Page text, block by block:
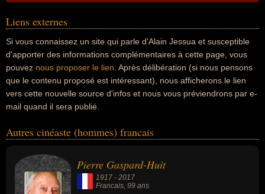
Liens externes
Si vous connaissez un site qui parle d'Alain Jessua et susceptible
d'apporter des informations complémentaires à cette page, vous
pouvez nous proposer le lien . Après délibération (si nous pensons
que le contenu proposé est intéressant), nous afficherons le lien
vers cette nouvelle source d'infos et nous vous préviendrons par e-
mail quand il sera publié.
Autres cinéaste (hommes) francais
Pierre Gaspard-Huit
1917 - 2017
Francais, 99 ans